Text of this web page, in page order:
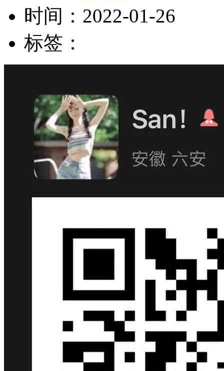
时间： 2022-01-26
标签：